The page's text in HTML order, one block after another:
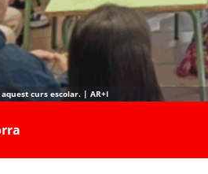
curs escolar. | AR+I